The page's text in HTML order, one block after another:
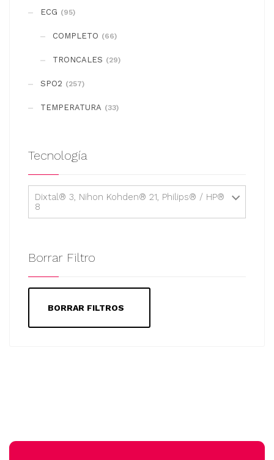
ECG (95)
COMPLETO (66)
TRONCALES (29)
SPO2 (257)
TEMPERATURA (33)
Tecnología
Dixtal® 3, Nihon Kohden® 21, Philips® / HP®
8
Borrar Filtro
BORRAR FILTROS